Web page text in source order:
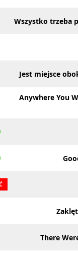
Wszystko trzeba
Jest miejsce
Anywhere You
There